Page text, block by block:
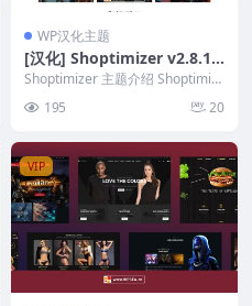
WP汉化主题
[汉化] Shoptimizer v2.8.13
- 2025年最佳快速转换 Woo
Commerce 主题
Shoptimizer 主题介绍 Shoptimiz
195 20
VIP